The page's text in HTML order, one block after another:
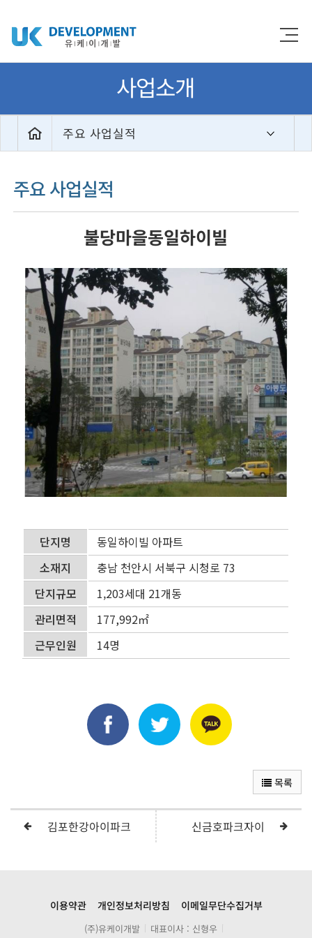
사업소개
주요 사업실적
주요 사업실적
불당마을동일하이빌
단지명
동일하이빌 아파트
소재지
충남 천안시 서북구 시청로 73
단지규모
1,203세대 21개동
관리면적
177,992㎡
근무인원
14명
목록
김포한강아이파크 신금호파크자이
이용약관 개인정보처리방침 이메일무단수집거부
(주)유케이개발
대표이사 : 신형우